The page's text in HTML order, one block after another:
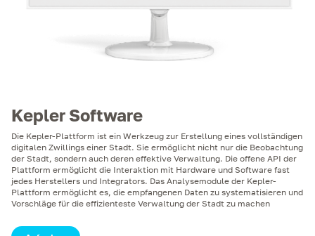
Kepler Software
Die Kepler-Plattform ist ein Werkzeug zur Erstellung eines vollständigen
digitalen Zwillings einer Stadt. Sie ermöglicht nicht nur die Beobachtung
der Stadt, sondern auch deren effektive Verwaltung. Die offene API der
Plattform ermöglicht die Interaktion mit Hardware und Software fast
jedes Herstellers und Integrators. Das Analysemodule der Kepler-
Plattform ermöglicht es, die empfangenen Daten zu systematisieren und
Vorschläge für die effizienteste Verwaltung der Stadt zu machen